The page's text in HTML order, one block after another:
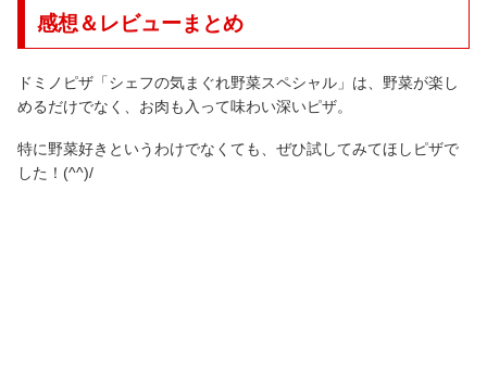
感想＆レビューまとめ
ドミノピザ「シェフの気まぐれ野菜スペシャル」は、野菜が楽し
めるだけでなく、お肉も入って味わい深いピザ。
特に野菜好きというわけでなくても、ぜひ試してみてほしピザで
した！(^^)/